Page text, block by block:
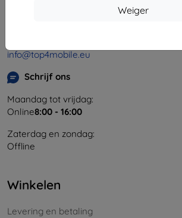
Weiger
info@top4mobile.eu
Schrijf ons
Maandag tot vrijdag:
Online8:00 - 16:00
Zaterdag en zondag:
Offline
Winkelen
Levering en betaling